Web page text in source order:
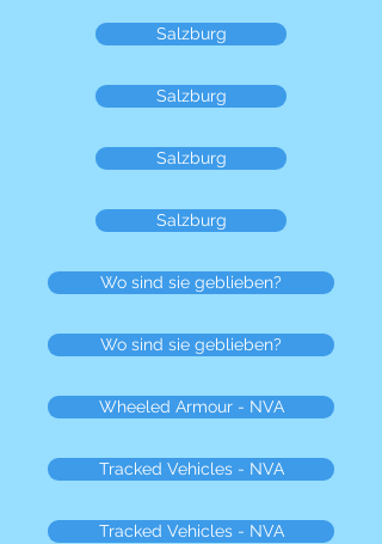
Salzburg
Salzburg
Salzburg
Salzburg
Wo sind sie geblieben?
Wo sind sie geblieben?
Wheeled Armour - NVA
Tracked Vehicles - NVA
Tracked Vehicles - NVA